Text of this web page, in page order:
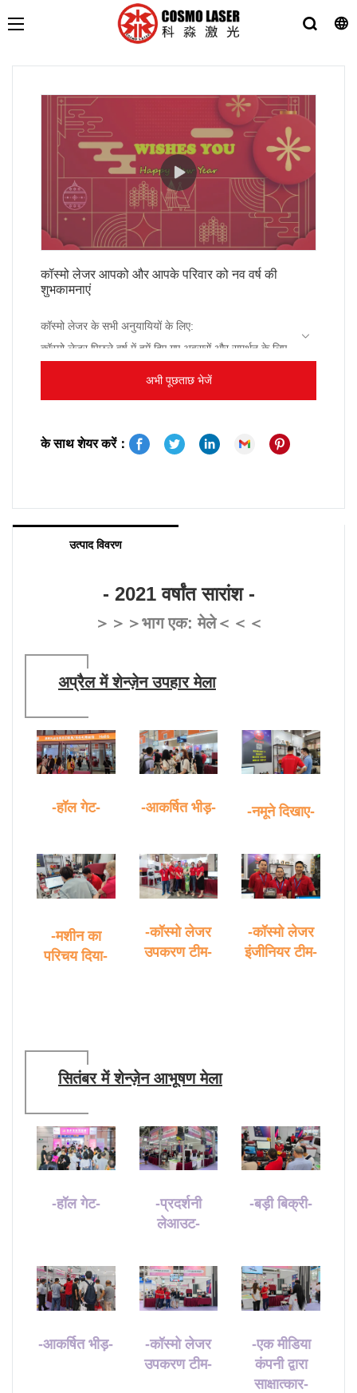
कॉस्मो लेजर आपको और आपके परिवार को नव वर्ष की
शुभकामनाएं
कॉस्मो लेजर के सभी अनुयायियों के लिए:
कॉस्मो लेजर पिछले वर्ष में हमें दिए गए अवसरों और समर्थन के लिए
अभी पूछताछ भेजें
के साथ शेयर करें：
उत्पाद विवरण
- 2021 वर्षांत सारांश -
＞＞＞भाग एक: मेले＜＜＜
अप्रैल में शेन्ज़ेन उपहार मेला
-हॉल गेट- -आकर्षित भीड़- -नमूने दिखाए-
-मशीन का
परिचय दिया-
-कॉस्मो लेजर
उपकरण टीम-
-कॉस्मो लेजर
इंजीनियर टीम-
सितंबर में शेन्ज़ेन आभूषण मेला
-हॉल गेट-
-प्रदर्शनी
लेआउट-
-बड़ी बिक्री-
-आकर्षित भीड़-
-कॉस्मो लेजर
उपकरण टीम-
-एक मीडिया
कंपनी द्वारा
साक्षात्कार-